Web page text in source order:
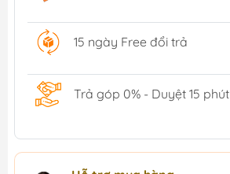
15 ngày Free đổi trả
Trả góp 0% - Duyệt 15 phút